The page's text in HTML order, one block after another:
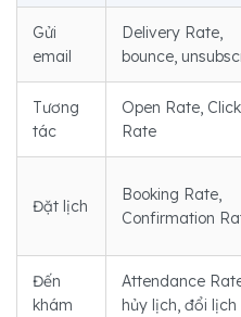
Gửi
email
Delivery Rate,
bounce,
Tương
tác
Open Rate, Click
Rate
Đặt lịch
Booking Rate,
Confirmation
Đến
khám
Attendance
hủy lịch, đổi lịch